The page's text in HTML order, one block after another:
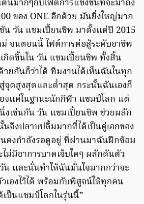
นมากๆกับไฟต์การแข่งขันที่จะมาถึง
ของ ONE อีกด้วย มันยิ่งใหญ่มาก
น วัน แชมเปี้ยนชิพ มาตั้งแต่ปี 2015
จนตอนนี้ ไฟต์การต่อสู้ระดับอาชีพ
ดขึ้นใน วัน แชมเปี้ยนชิพ ทั้งสิ้น
วยกันก็ว่าได้ ทีมงานได้เห็นฉันในทุก
จุดสูงสุดและต่ำสุด กระนั้นฉันเองก็
งแค่ในฐานะนักกีฬา แชมป์โลก แต่
เช่นกัน วัน แชมเปี้ยนชิพ ช่วยผลัก
จึงปลาบปลื้มมากที่ได้เป็นคู่เอกของ
นคงกำลังรอดูอยู่ ที่ผ่านมาฉันฝึกซ้อม
ม่มีอาการบาดเจ็บใดๆ ผลักดันตัว
น และนั่นทำให้ฉันมั่นใจมากกว่าจะ
เองไว้ได้ พร้อมกับพิสูจน์ให้ทุกคน
เป็นแชมป์โลกในรุ่นนี้”